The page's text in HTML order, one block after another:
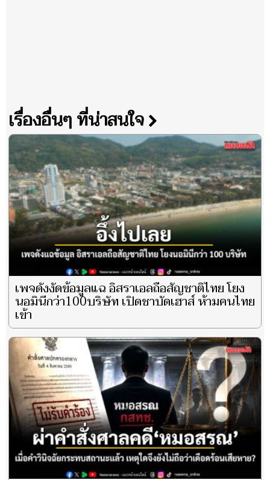
เรื่องอื่นๆ ที่น่าสนใจ
เพจดังงัดข้อมูลแฉ อิสราเอลถือสัญชาติไทย โยง
นอมินีกว่า100บริษัท เปิดชาบัดเฮาส์ ห้ามคนไทย
เข้า